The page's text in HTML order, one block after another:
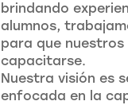
brindando
alumnos,
para que nuestros
capacitarse.
Nuestra visión es
enfocada en la